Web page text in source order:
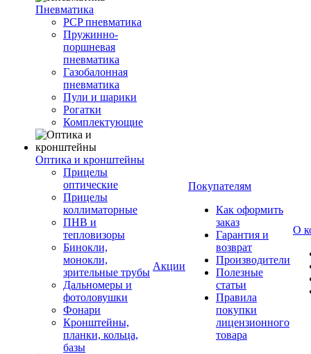
Пневматика
PCP пневматика
Пружинно-
поршневая
пневматика
Газобалонная
пневматика
Пули и шарики
Рогатки
Комплектующие
Оптика и кронштейны
Прицелы
оптические
Прицелы
коллиматорные
ПНВ и
тепловизоры
Бинокли,
монокли,
зрительные трубы
Дальномеры и
фотоловушки
Фонари
Кронштейны,
планки, кольца,
базы
Акции
Покупателям
Как оформить
заказ
Гарантия и
возврат
Производители
Полезные
статьи
Правила
покупки
лицензионного
товара
О